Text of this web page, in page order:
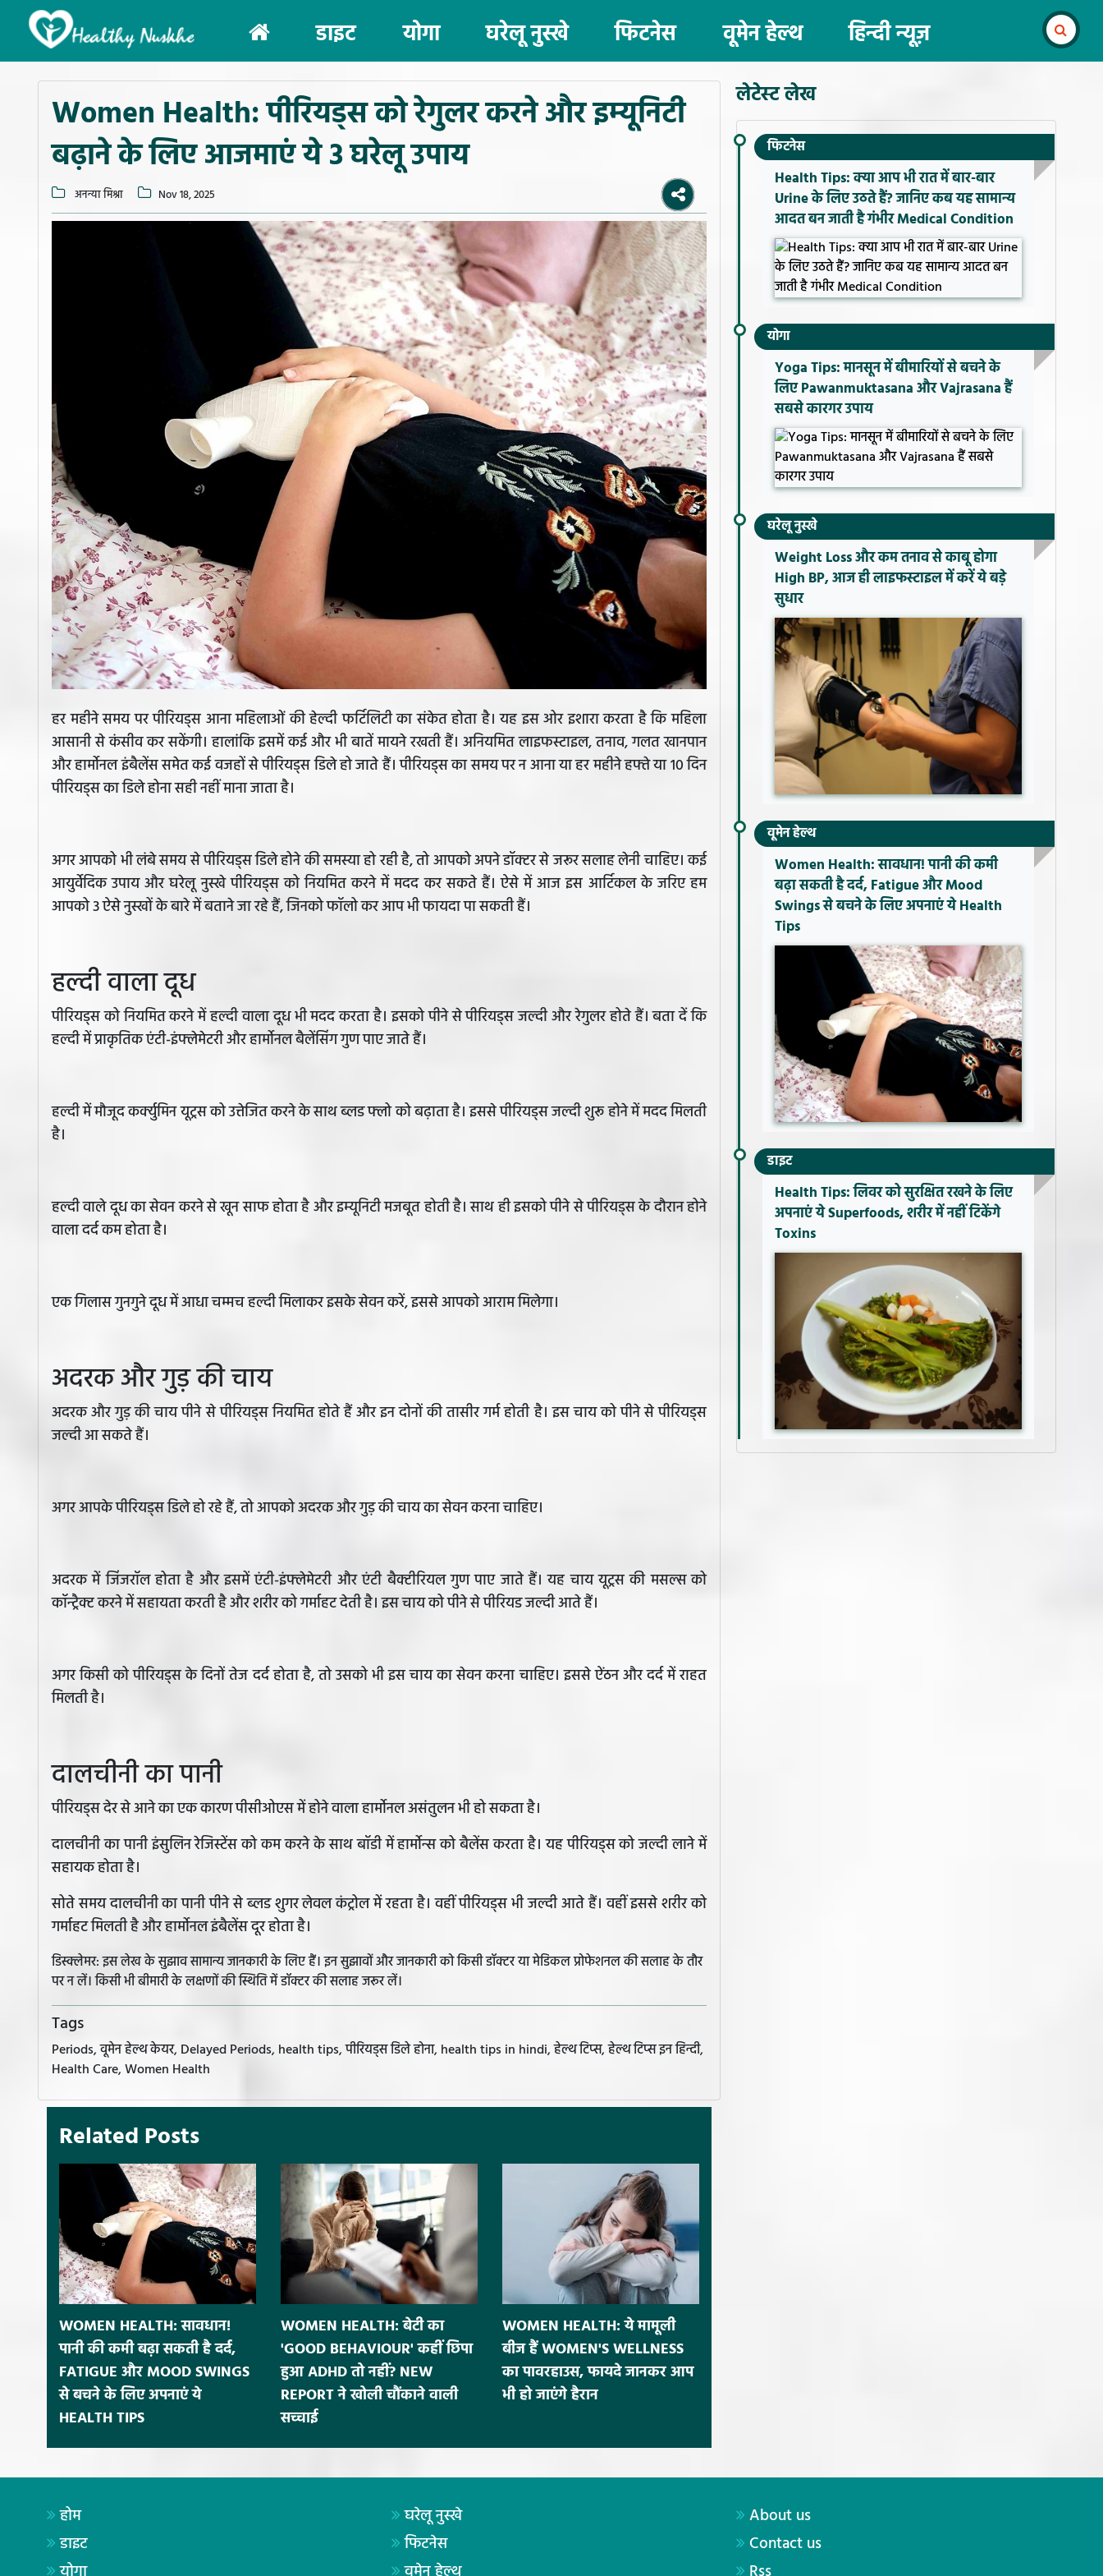
(current)
डाइट योगा घरेलू नुस्खे फिटनेस वूमेन हेल्थ हिन्दी न्यूज़
Women Health: पीरियड्स को रेगुलर करने और इम्यूनिटी
बढ़ाने के लिए आजमाएं ये 3 घरेलू उपाय
अनन्या मिश्रा Nov 18, 2025
हर महीने समय पर पीरियड्स आना महिलाओं की हेल्दी फर्टिलिटी का संकेत होता है। यह इस ओर इशारा करता है कि महिला
आसानी से कंसीव कर सकेंगी। हालांकि इसमें कई और भी बातें मायने रखती हैं। अनियमित लाइफस्टाइल, तनाव, गलत खानपान
और हार्मोनल इंबैलेंस समेत कई वजहों से पीरियड्स डिले हो जाते हैं। पीरियड्स का समय पर न आना या हर महीने हफ्ते या 10 दिन
पीरियड्स का डिले होना सही नहीं माना जाता है।
अगर आपको भी लंबे समय से पीरियड्स डिले होने की समस्या हो रही है, तो आपको अपने डॉक्टर से जरूर सलाह लेनी चाहिए। कई
आयुर्वेदिक उपाय और घरेलू नुस्खे पीरियड्स को नियमित करने में मदद कर सकते हैं। ऐसे में आज इस आर्टिकल के जरिए हम
आपको 3 ऐसे नुस्खों के बारे में बताने जा रहे हैं, जिनको फॉलो कर आप भी फायदा पा सकती हैं।
हल्दी वाला दूध
पीरियड्स को नियमित करने में हल्दी वाला दूध भी मदद करता है। इसको पीने से पीरियड्स जल्दी और रेगुलर होते हैं। बता दें कि
हल्दी में प्राकृतिक एंटी-इंफ्लेमेटरी और हार्मोनल बैलेंसिंग गुण पाए जाते हैं।
हल्दी में मौजूद कर्क्युमिन यूट्रस को उत्तेजित करने के साथ ब्लड फ्लो को बढ़ाता है। इससे पीरियड्स जल्दी शुरू होने में मदद मिलती
है।
हल्दी वाले दूध का सेवन करने से खून साफ होता है और इम्यूनिटी मजबूत होती है। साथ ही इसको पीने से पीरियड्स के दौरान होने
वाला दर्द कम होता है।
एक गिलास गुनगुने दूध में आधा चम्मच हल्दी मिलाकर इसके सेवन करें, इससे आपको आराम मिलेगा।
अदरक और गुड़ की चाय
अदरक और गुड़ की चाय पीने से पीरियड्स नियमित होते हैं और इन दोनों की तासीर गर्म होती है। इस चाय को पीने से पीरियड्स
जल्दी आ सकते हैं।
अगर आपके पीरियड्स डिले हो रहे हैं, तो आपको अदरक और गुड़ की चाय का सेवन करना चाहिए।
अदरक में जिंजरॉल होता है और इसमें एंटी-इंफ्लेमेटरी और एंटी बैक्टीरियल गुण पाए जाते हैं। यह चाय यूट्रस की मसल्स को
कॉन्ट्रैक्ट करने में सहायता करती है और शरीर को गर्माहट देती है। इस चाय को पीने से पीरियड जल्दी आते हैं।
अगर किसी को पीरियड्स के दिनों तेज दर्द होता है, तो उसको भी इस चाय का सेवन करना चाहिए। इससे ऐंठन और दर्द में राहत
मिलती है।
दालचीनी का पानी
पीरियड्स देर से आने का एक कारण पीसीओएस में होने वाला हार्मोनल असंतुलन भी हो सकता है।
दालचीनी का पानी इंसुलिन रेजिस्टेंस को कम करने के साथ बॉडी में हार्मोन्स को बैलेंस करता है। यह पीरियड्स को जल्दी लाने में
सहायक होता है।
सोते समय दालचीनी का पानी पीने से ब्लड शुगर लेवल कंट्रोल में रहता है। वहीं पीरियड्स भी जल्दी आते हैं। वहीं इससे शरीर को
गर्माहट मिलती है और हार्मोनल इंबैलेंस दूर होता है।
डिस्क्लेमर: इस लेख के सुझाव सामान्य जानकारी के लिए हैं। इन सुझावों और जानकारी को किसी डॉक्टर या मेडिकल प्रोफेशनल की सलाह के तौर
पर न लें। किसी भी बीमारी के लक्षणों की स्थिति में डॉक्टर की सलाह जरूर लें।
Tags
Periods, वूमेन हेल्थ केयर, Delayed Periods, health tips, पीरियड्स डिले होना, health tips in hindi, हेल्थ टिप्स, हेल्थ टिप्स इन हिन्दी,
Health Care, Women Health
Related Posts
WOMEN HEALTH: सावधान!
पानी की कमी बढ़ा सकती है दर्द,
FATIGUE और MOOD SWINGS
से बचने के लिए अपनाएं ये
HEALTH TIPS
WOMEN HEALTH: बेटी का
'GOOD BEHAVIOUR' कहीं छिपा
हुआ ADHD तो नहीं? NEW
REPORT ने खोली चौंकाने वाली
सच्चाई
WOMEN HEALTH: ये मामूली
बीज हैं WOMEN'S WELLNESS
का पावरहाउस, फायदे जानकर आप
भी हो जाएंगे हैरान
लेटेस्ट लेख
फिटनेस
Health Tips: क्या आप भी रात में बार-बार
Urine के लिए उठते हैं? जानिए कब यह सामान्य
आदत बन जाती है गंभीर Medical Condition
योगा
Yoga Tips: मानसून में बीमारियों से बचने के
लिए Pawanmuktasana और Vajrasana हैं
सबसे कारगर उपाय
घरेलू नुस्खे
Weight Loss और कम तनाव से काबू होगा
High BP, आज ही लाइफस्टाइल में करें ये बड़े
सुधार
वूमेन हेल्थ
Women Health: सावधान! पानी की कमी
बढ़ा सकती है दर्द, Fatigue और Mood
Swings से बचने के लिए अपनाएं ये Health
Tips
डाइट
Health Tips: लिवर को सुरक्षित रखने के लिए
अपनाएं ये Superfoods, शरीर में नहीं टिकेंगे
Toxins
होम
डाइट
घरेलू नुस्खे
फिटनेस
About us
Contact us